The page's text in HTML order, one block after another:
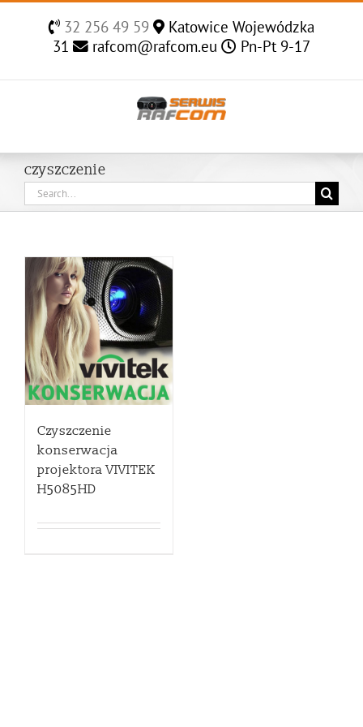
32 256 49 59
Katowice Wojewódzka
31
rafcom@rafcom.eu Pn-Pt 9-17
czyszczenie
Search
for:
Czyszczenie
konserwacja
projektora VIVITEK
H5085HD